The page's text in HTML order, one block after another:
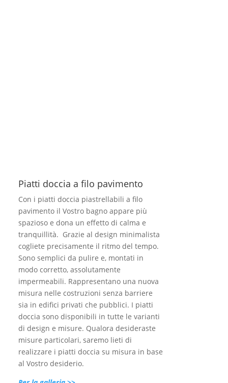
Piatti doccia a filo pavimento
Con i piatti doccia piastrellabili a filo
pavimento il Vostro bagno appare più
spazioso e dona un effetto di calma e
tranquillità. Grazie al design minimalista
cogliete precisamente il ritmo del tempo.
Sono semplici da pulire e, montati in
modo corretto, assolutamente
impermeabili. Rappresentano una nuova
misura nelle costruzioni senza barriere
sia in edifici privati che pubblici. I piatti
doccia sono disponibili in tutte le varianti
di design e misure. Qualora desideraste
misure particolari, saremo lieti di
realizzare i piatti doccia su misura in base
al Vostro desiderio.